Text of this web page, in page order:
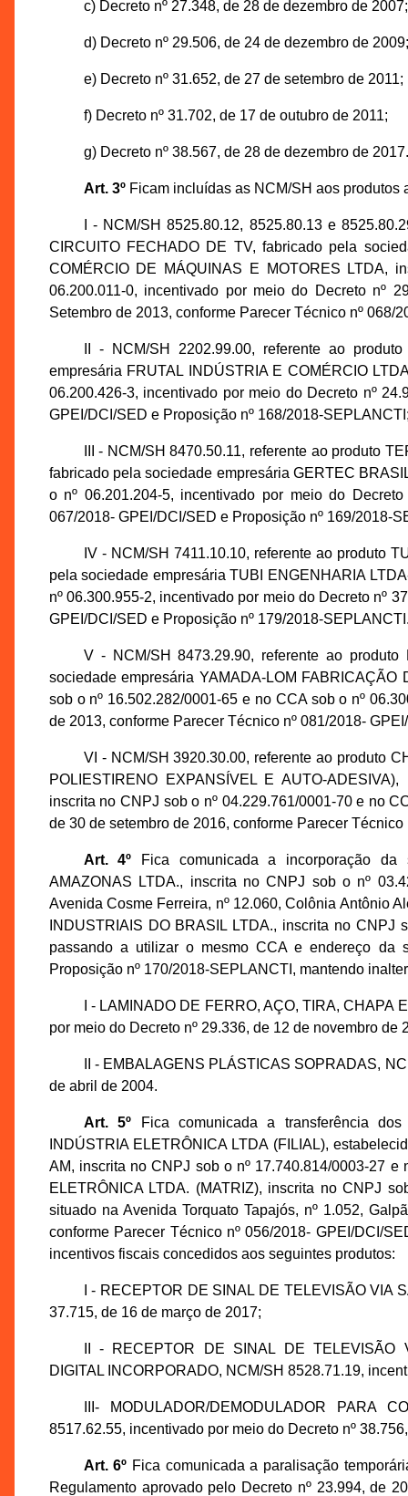
c) Decreto nº 27.348, de 28 de dezembro de 2007;
d) Decreto nº 29.506, de 24 de dezembro de 2009;
e) Decreto nº 31.652, de 27 de setembro de 2011;
f) Decreto nº 31.702, de 17 de outubro de 2011;
g) Decreto nº 38.567, de 28 de dezembro de 2017.
Art. 3ºFicam incluídas as NCM/SH aos produtos
I - NCM/SH 8525.80.12, 8525.80.13 e
CIRCUITO FECHADO DE TV, fabricado pela
COMÉRCIO DE MÁQUINAS E MOTORES LTDA,
06.200.011-0, incentivado por meio do Decreto nº
Setembro de 2013, conforme Parecer Técnico nº
II - NCM/SH 2202.99.00, referente ao
empresária FRUTAL INDÚSTRIA E COMÉRCIO
06.200.426-3, incentivado por meio do Decreto nº
GPEI/DCI/SED e Proposição nº 168/2018-
III - NCM/SH 8470.50.11, referente ao produto
fabricado pela sociedade empresária GERTEC
o nº 06.201.204-5, incentivado por meio do
067/2018- GPEI/DCI/SED e Proposição nº 169/2018-
IV - NCM/SH 7411.10.10, referente ao produto
pela sociedade empresária TUBI ENGENHARIA
nº 06.300.955-2, incentivado por meio do Decreto nº
GPEI/DCI/SED e Proposição nº 179/2018-
V - NCM/SH 8473.29.90, referente ao
sociedade empresária YAMADA-LOM
sob o nº 16.502.282/0001-65 e no CCA sob o nº
de 2013, conforme Parecer Técnico nº 081/2018-
VI - NCM/SH 3920.30.00, referente ao produto
POLIESTIRENO EXPANSÍVEL E AUTO-
inscrita no CNPJ sob o nº 04.229.761/0001-70 e no
de 30 de setembro de 2016, conforme Parecer
Art. 4º Fica comunicada a incorporação da
AMAZONAS LTDA., inscrita no CNPJ sob o nº
Avenida Cosme Ferreira, nº 12.060, Colônia Antônio
INDUSTRIAIS DO BRASIL LTDA., inscrita no CNPJ
passando a utilizar o mesmo CCA e endereço da
Proposição nº 170/2018-SEPLANCTI, mantendo
I - LAMINADO DE FERRO, AÇO, TIRA,
por meio do Decreto nº 29.336, de 12 de novembro de
II - EMBALAGENS PLÁSTICAS SOPRADAS,
de abril de 2004.
Art. 5º Fica comunicada a transferência
INDÚSTRIA ELETRÔNICA LTDA (FILIAL),
AM, inscrita no CNPJ sob o nº 17.740.814/0003-27
ELETRÔNICA LTDA. (MATRIZ), inscrita no CNPJ
situado na Avenida Torquato Tapajós, nº 1.052,
conforme Parecer Técnico nº 056/2018- GPEI/DCI/
incentivos fiscais concedidos aos seguintes produtos:
I - RECEPTOR DE SINAL DE TELEVISÃO VIA
37.715, de 16 de março de 2017;
II - RECEPTOR DE SINAL DE TELEVISÃO
DIGITAL INCORPORADO, NCM/SH 8528.71.19,
III- MODULADOR/DEMODULADOR PARA
8517.62.55, incentivado por meio do Decreto nº
Art. 6º Fica comunicada a paralisação
Regulamento aprovado pelo Decreto nº 23.994, de